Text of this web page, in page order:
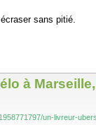
sans pitié.
à
un-livreur-